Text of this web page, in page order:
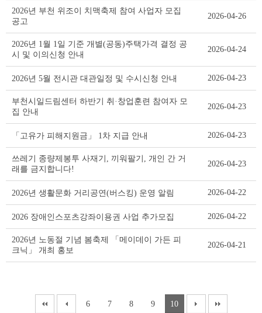
2026년 부천 위조이 치맥축제 참여 사업자 모집
공고
2026-04-26
2026년 1월 1일 기준 개별(공동)주택가격 결정 공
시 및 이의신청 안내
2026-04-24
2026년 5월 전시관 대관일정 및 수시신청 안내 2026-04-23
부천시일드림센터 하반기 취·창업훈련 참여자 모
집 안내
2026-04-23
「고유가 피해지원금」 1차 지급 안내 2026-04-23
쓰레기 종량제봉투 사재기, 끼워팔기, 개인 간 거
래를 금지합니다!
2026-04-23
2026년 생활문화 거리공연(버스킹) 운영 알림 2026-04-22
2026 장애인스포츠강좌이용권 사업 추가모집 2026-04-22
2026년 노동절 기념 봄축제 「메이데이 가든 피
크닉」 개최 홍보
2026-04-21
6 7 8 9 10